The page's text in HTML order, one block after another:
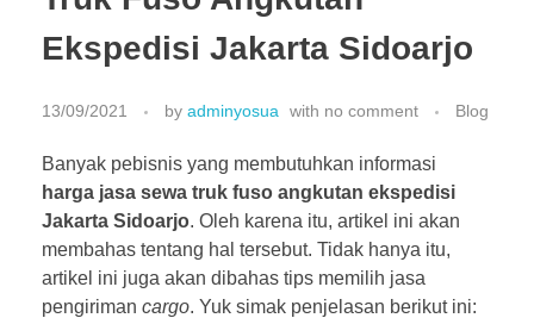
Ekspedisi Jakarta Sidoarjo
13/09/2021 by adminyosua with no comment Blog
Banyak pebisnis yang membutuhkan informasi
harga jasa sewa truk fuso angkutan ekspedisi
Jakarta Sidoarjo. Oleh karena itu, artikel ini akan
membahas tentang hal tersebut. Tidak hanya itu,
artikel ini juga akan dibahas tips memilih jasa
pengiriman cargo. Yuk simak penjelasan berikut ini: